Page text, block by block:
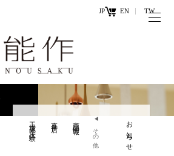
JP EN TW
の歴史
情報
お知らせ
その他
商品情報
工場見学・体験